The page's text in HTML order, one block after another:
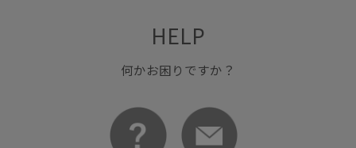
HELP
何かお困りですか？